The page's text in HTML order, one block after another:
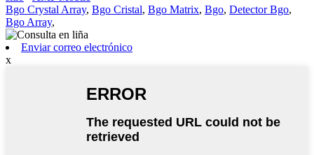
Bgo Crystal Array, Bgo Cristal, Bgo Matrix, Bgo, Detector Bgo,
Bgo Array,
Enviar correo electrónico
x